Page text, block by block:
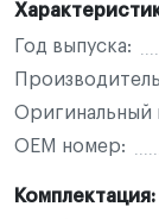
Год выпуска:
Оригинальный
OEM номер:
Комплектация: